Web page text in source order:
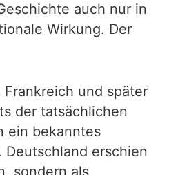
auch nur in
Wirkung. Der
und später
der tatsächlichen
ein bekanntes
erschien
sondern als